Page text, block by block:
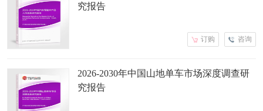
究报告
咨询
订购
2026-2030年中国山地单车市场深度调查研
究报告